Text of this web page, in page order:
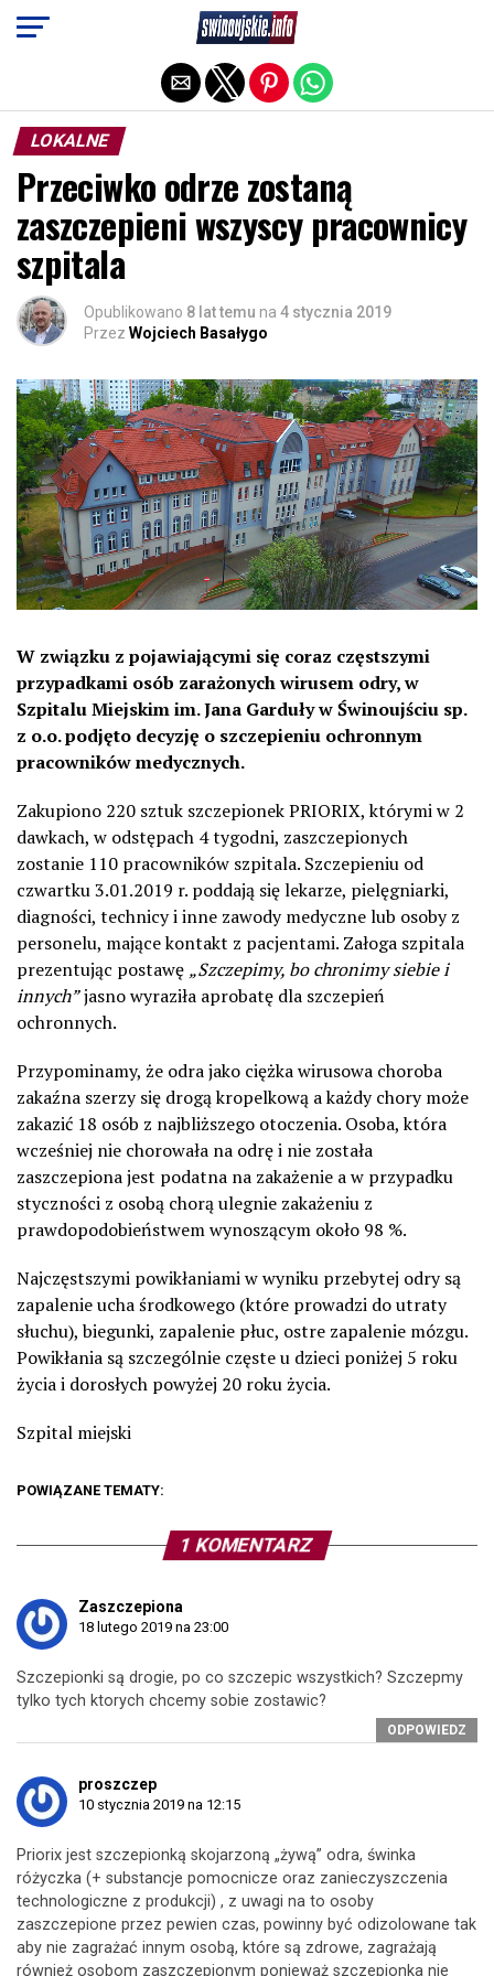
LOKALNE
Przeciwko odrze zostaną
zaszczepieni wszyscy pracownicy
szpitala
Opublikowano 8 lat temu na 4 stycznia 2019
Przez Wojciech Basałygo
W związku z pojawiającymi się coraz częstszymi
przypadkami osób zarażonych wirusem odry, w
Szpitalu Miejskim im. Jana Garduły w Świnoujściu sp.
z o.o. podjęto decyzję o szczepieniu ochronnym
pracowników medycznych.
Zakupiono 220 sztuk szczepionek PRIORIX, którymi w 2
dawkach, w odstępach 4 tygodni, zaszczepionych
zostanie 110 pracowników szpitala. Szczepieniu od
czwartku 3.01.2019 r. poddają się lekarze, pielęgniarki,
diagności, technicy i inne zawody medyczne lub osoby z
personelu, mające kontakt z pacjentami. Załoga szpitala
prezentując postawę „Szczepimy, bo chronimy siebie i
innych”jasno wyraziła aprobatę dla szczepień
ochronnych.
Przypominamy, że odra jako ciężka wirusowa choroba
zakaźna szerzy się drogą kropelkową a każdy chory może
zakazić 18 osób z najbliższego otoczenia. Osoba, która
wcześniej nie chorowała na odrę i nie została
zaszczepiona jest podatna na zakażenie a w przypadku
styczności z osobą chorą ulegnie zakażeniu z
prawdopodobieństwem wynoszącym około 98 %.
Najczęstszymi powikłaniami w wyniku przebytej odry są
zapalenie ucha środkowego (które prowadzi do utraty
słuchu), biegunki, zapalenie płuc, ostre zapalenie mózgu.
Powikłania są szczególnie częste u dzieci poniżej 5 roku
życia i dorosłych powyżej 20 roku życia.
Szpital miejski
POWIĄZANE TEMATY:
1 KOMENTARZ
Zaszczepiona
18 lutego 2019 na 23:00
Szczepionki są drogie, po co szczepic wszystkich? Szczepmy
tylko tych ktorych chcemy sobie zostawic?
ODPOWIEDZ
proszczep
10 stycznia 2019 na 12:15
Priorix jest szczepionką skojarzoną „żywą” odra, świnka
różyczka (+ substancje pomocnicze oraz zanieczyszczenia
technologiczne z produkcji) , z uwagi na to osoby
zaszczepione przez pewien czas, powinny być odizolowane tak
aby nie zagrażać innym osobą, które są zdrowe, zagrażają
również osobom zaszczepionym ponieważ szczepionka nie
Exit mobile version